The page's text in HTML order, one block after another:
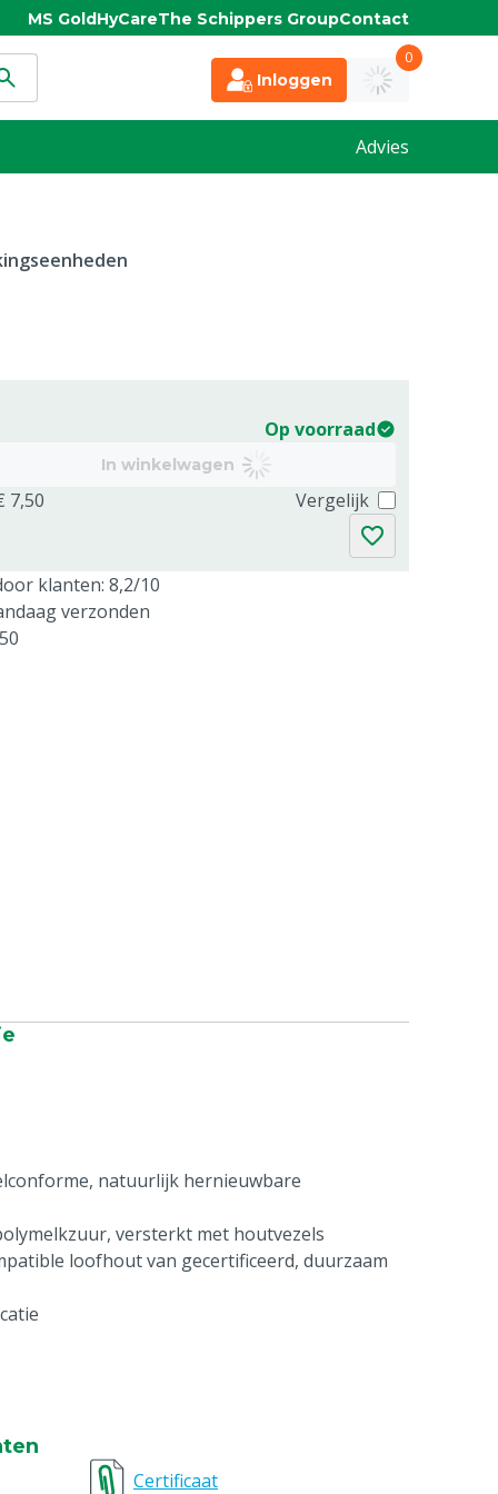
MS GoldHyCareThe Schippers GroupContact
Inloggen
0
Advies
Op voorraad
In winkelwagen
7,50 Vergelijk
klanten: 8,2/10
verzonden
natuurlijk hernieuwbare
versterkt met houtvezels
loofhout van gecertificeerd, duurzaam
Certificaat